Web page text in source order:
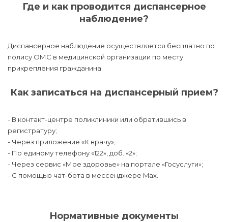
Где и как проводится диспансерное
наблюдение?
Диспансерное наблюдение осуществляется бесплатно по
полису ОМС в медицинской организации по месту
прикрепления гражданина.
Как записаться на диспансерный прием?
- В контакт-центре поликлиники или обратившись в
регистратуру;
- Через приложение «К врачу»;
- По единому телефону «122», доб. «2»;
- Через сервис «Мое здоровье» на портале «Госуслуги»;
- С помощью чат-бота в мессенджере Max.
Нормативные документы